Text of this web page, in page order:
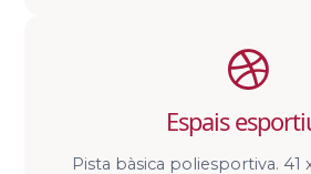
Espais
Pista bàsica poliesportiva. 41